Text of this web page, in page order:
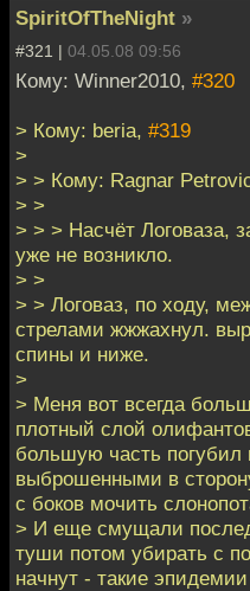
SpiritOfTheNight »
#321 | 04.05.08 09:56
Кому: Winner2010, #320
> Кому: beria, #319
>
> > Кому: Ragnar
> >
> > > Насчёт Логоваза,
уже не возникло.
> >
> > Логоваз, по ходу,
стрелами жжжахнул.
спины и ниже.
>
> Меня вот всегда
плотный слой
большую часть погубил
выброшенными в
с боков мочить
> И еще смущали
туши потом убирать с
начнут - такие